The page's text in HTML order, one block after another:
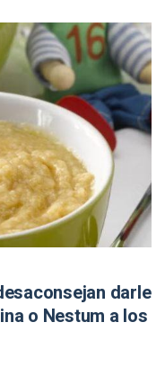
darle
o Nestum a los